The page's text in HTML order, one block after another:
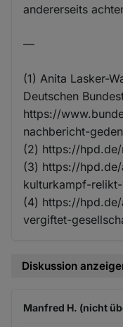
andererseits
—
(1) Anita Lasker-
Deutschen
https://
nachbericht-
(2) https://
(3) https://
kulturkampf-
(4) https://
vergiftet-
Diskussion
Manfred H. (nicht